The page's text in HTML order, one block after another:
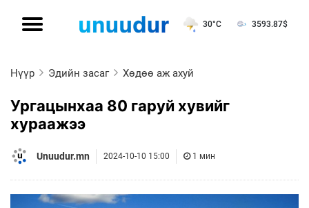
30°C 3593.87$
Нүүр Эдийн засаг Хөдөө аж ахуй
Ургацынхаа 80 гаруй хувийг
хураажээ
Unuudur.mn 2024-10-10 15:00 1 мин